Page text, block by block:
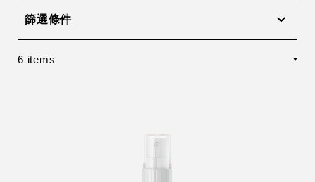
篩選條件
6 items